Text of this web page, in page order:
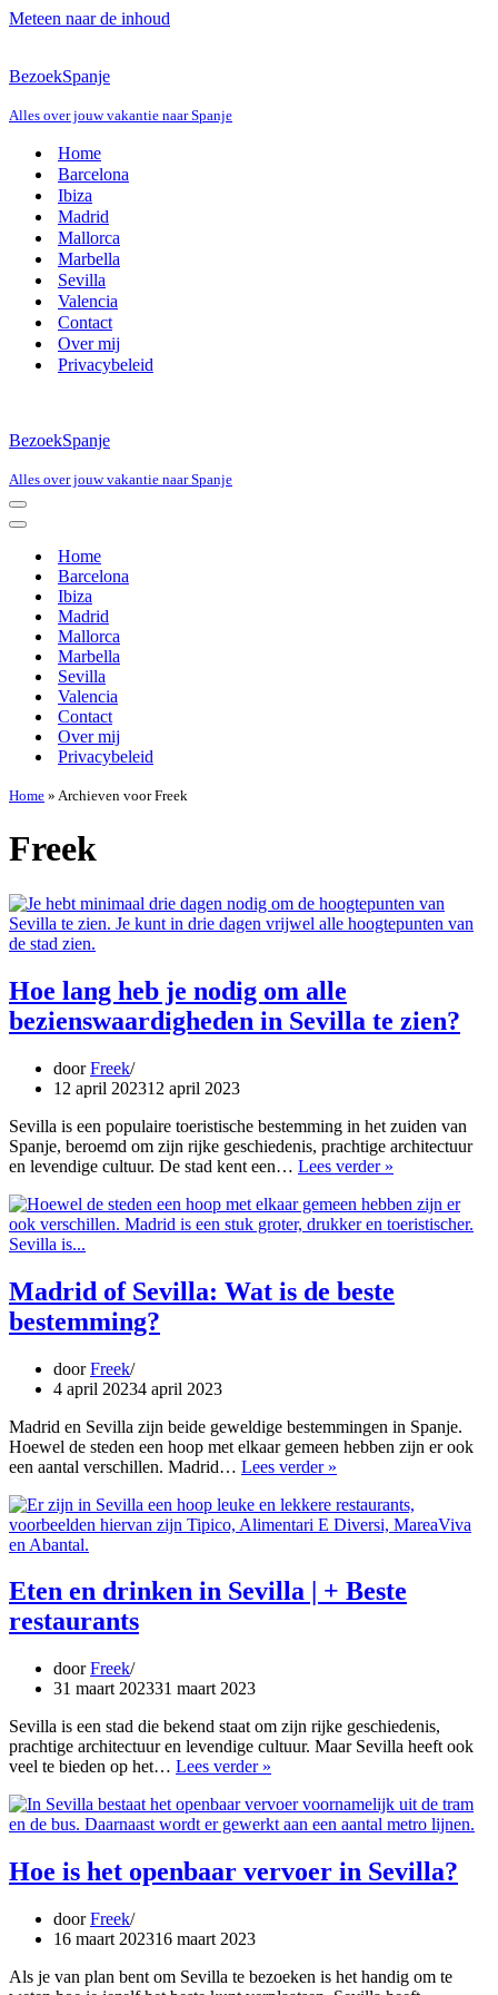
Meteen naar de inhoud
BezoekSpanje
Alles over jouw vakantie naar Spanje
Home
Barcelona
Ibiza
Madrid
Mallorca
Marbella
Sevilla
Valencia
Contact
Over mij
Privacybeleid
BezoekSpanje
Alles over jouw vakantie naar Spanje
Navigatie
Menu
Navigatie
Home
Barcelona
Ibiza
Madrid
Mallorca
Marbella
Sevilla
Valencia
Contact
Over mij
Privacybeleid
Home » Archieven voor Freek
Freek
Hoe lang heb je nodig om alle
bezienswaardigheden in Sevilla te zien?
doorFreek
12 april 202312 april 2023
Sevilla is een populaire toeristische bestemming in het zuiden van
Spanje, beroemd om zijn rijke geschiedenis, prachtige architectuur
en levendige cultuur. De stad kent een… Lees verder »
heb
je
alle
Madrid of Sevilla: Wat is de beste
bestemming?
doorFreek
4 april 20234 april 2023
Madrid en Sevilla zijn beide geweldige bestemmingen in Spanje.
Hoewel de steden een hoop met elkaar gemeen hebben zijn er ook
een aantal verschillen. Madrid… Lees verder »
Sevilla:
Wat
beste
bestemming?
Eten en drinken in Sevilla | + Beste
restaurants
doorFreek
31 maart 202331 maart 2023
Sevilla is een stad die bekend staat om zijn rijke geschiedenis,
prachtige architectuur en levendige cultuur. Maar Sevilla heeft ook
veel te bieden op het… Lees verder »
drinken
in
|
+
Hoe is het openbaar vervoer in Sevilla?
doorFreek
16 maart 202316 maart 2023
Als je van plan bent om Sevilla te bezoeken is het handig om te